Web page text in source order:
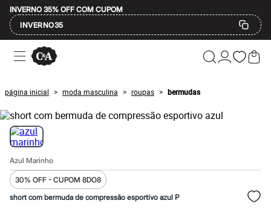
INVERNO 35% OFF COM CUPOM
INVERNO35
Ofertas
Compre por Departamento
Masculino
Infantil
Calçados
Mindse7
Plus Size
Até 20% off
Até 60% off
A partir de 60% off
Feminino
Em alta
página inicial > moda masculina > roupas > bermudas
Azul Marinho
30% OFF - CUPOM 8DO8
short com bermuda de compressão esportivo azul P